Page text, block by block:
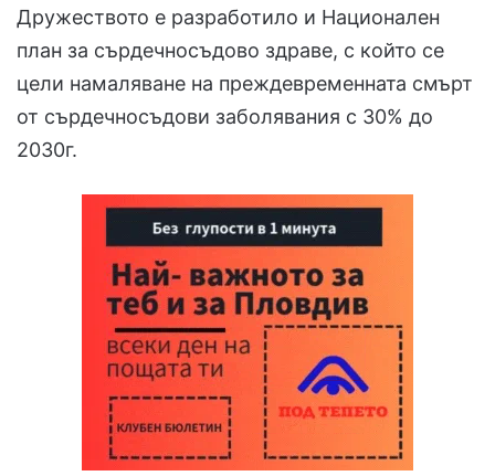
Дружеството е разработило и Национален
план за сърдечносъдово здраве, с който се
цели намаляване на преждевременната смърт
от сърдечносъдови заболявания с 30% до
2030г.